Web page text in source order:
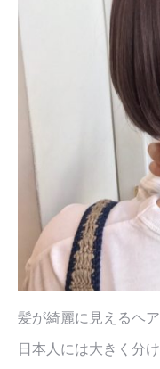
髪が綺麗に見えるヘ
日本人には大きく分